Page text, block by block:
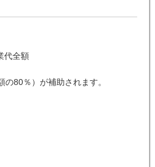
代全額
80％）が補助されます。